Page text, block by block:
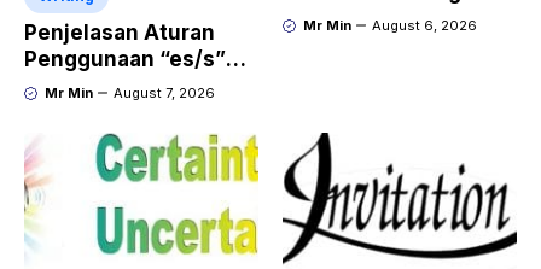
Penjelasan Aturan
Penggunaan “es/s”
dalam Kalimat Bahasa
Mr Min August 7, 2026
Report Text Terbaru
Mr Min August 6, 2026